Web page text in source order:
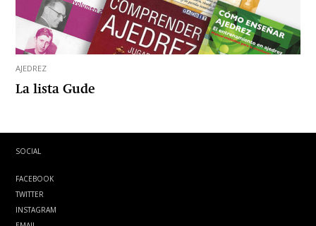
AJEDREZ
La lista Gude
SOCIAL
FACEBOOK
TWITTER
INSTAGRAM